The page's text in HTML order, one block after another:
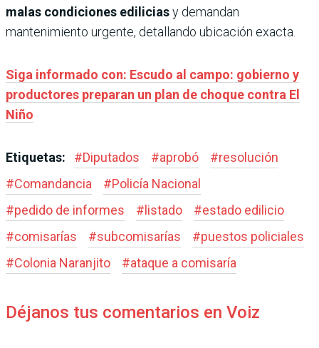
malas condiciones ediliciasy demandan
mantenimiento urgente, detallando ubicación exacta.
Siga informado con: Escudo al campo: gobierno y
productores preparan un plan de choque contra El
Niño
Etiquetas: #Diputados #aprobó #resolución
#Comandancia #Policía Nacional
#pedido de informes # listado #estado edilicio
#comisarías #subcomisarías #puestos policiales
#Colonia Naranjito #ataque a comisaría
Déjanos tus comentarios en Voiz